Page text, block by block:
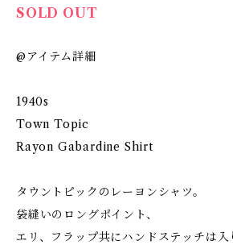
SOLD OUT
@アイテム詳細
1940s
Town Topic
Rayon Gabardine Shirt
タウントピックのレーヨンシャツ。
袋縫いのロングポイント、
エリ、フラップ共にハンドステッチは入